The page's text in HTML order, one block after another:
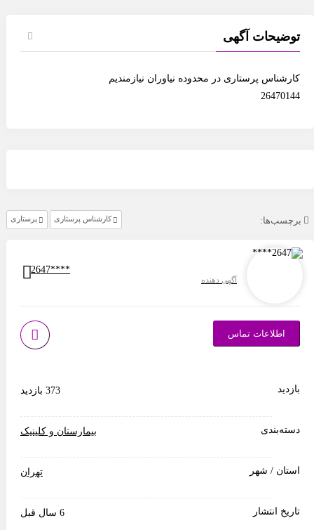
آگهی
پرستاری در محدوده نیاوران نیازمندیم
کارشناس پرستاری پرستاری
2647****
آگهی دهنده
اطلاعات تماس
بیمارستان و کلینیک
/ شهر تهران
انتشار